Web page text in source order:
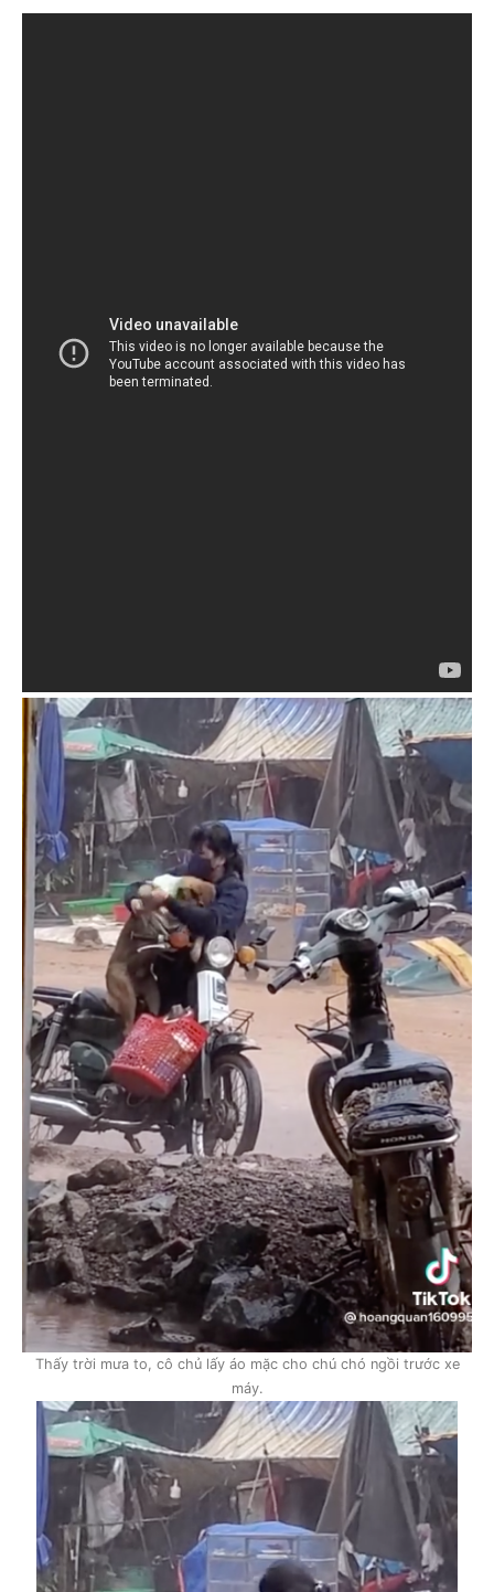
Thấy trời mưa to, cô chủ lấy áo mặc cho chú chó ngồi trước xe
máy.